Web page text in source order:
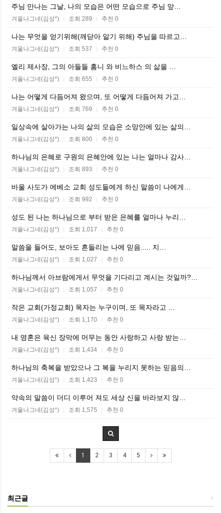
주님 만나는 그날, 나의 모습은 어떤 모습으로 주님 앞…
겨울나그네(김성*) | 조회 289 | 추천 0
나는 무엇을 얻기위해(깨닫아 알기 위해) 주님을 따르고…
겨울나그네(김성*) | 조회 537 | 추천 0
엘리 제사장, 그의 아들들 홈니 와 비느하스 의 삶을 …
겨울나그네(김성*) | 조회 655 | 추천 0
나는 어떻게 다듬어져 왔으며, 또 어떻게 다듬어져 가고…
겨울나그네(김성*) | 조회 769 | 추천 0
일상속에 살아가는 나의 삶의 모습은 소망안에 있는 삶의…
겨울나그네(김성*) | 조회 800 | 추천 0
하나님의 은혜로 구원의 은혜안에 있는 나는 얼마나 감사…
겨울나그네(김성*) | 조회 893 | 추천 0
바울 사도가 에베소 교회 성도들에게 하신 말씀이 나에게…
겨울나그네(김성*) | 조회 992 | 추천 0
성도 된 나는 하나님으로 부터 받은 은혜를 얼마나 누리…
겨울나그네(김성*) | 조회 1,017 | 추천 0
말씀을 들어도, 보아도 흔들리는 나에 믿음..... 지…
겨울나그네(김성*) | 조회 1,027 | 추천 0
하나님께서 아브람에게서 무엇을 기다리고 계시는 것일까?…
겨울나그네(김성*) | 조회 1,057 | 추천 0
작은 교회(가정교회) 목자는 누구이며, 또 목자라고 …
겨울나그네(김성*) | 조회 1,170 | 추천 0
내 영혼은 육신 장막에 머무는 동안 사랑하고 사랑 받는…
겨울나그네(김성*) | 조회 1,434 | 추천 0
하나님의 축복을 받았으나 그 복을 누리지 못하는 믿음의…
겨울나그네(김성*) | 조회 1,423 | 추천 0
약속의 말씀이 더디 이루어 져도 세상 신을 바라보지 않…
겨울나그네(김성*) | 조회 1,575 | 추천 0
1 2 3 4 5
+
최근글